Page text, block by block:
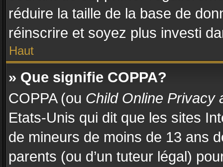
réduire la taille de la base de
réinscrire et soyez plus investi
Haut
» Que signifie COPPA?
COPPA (ou Child Online Privacy
Etats-Unis qui dit que les sites
de mineurs de moins de 13 ans
parents (ou d’un tuteur légal)